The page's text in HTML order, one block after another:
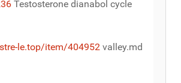
Testosterone dianabol cycle
le.top/item/404952 valley.md